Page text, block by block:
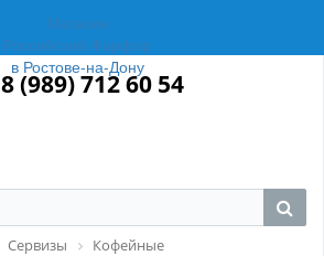
Магазин
Российский Фарфор
в Ростове-на-Дону
8 (989) 712 60 54
Сервизы
Кофейные